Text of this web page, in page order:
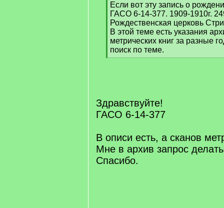
]
Если вот эту запись о
ГАСО 6-14-377. 1909-1910г.
Рождественская церковь
В этой теме есть указания
метрических книг за разные
поиск по теме.
[
Здравствуйте!
ГАСО 6-14-377
В описи есть, а сканов
Мне в архив запрос
Спасибо.